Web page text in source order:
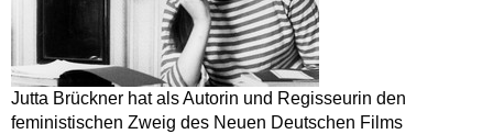
Jutta Brückner hat als Autorin und Regisseurin den
feministischen Zweig des Neuen Deutschen Films